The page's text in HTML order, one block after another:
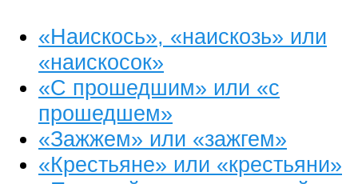
«Наискось», «наискозь» или
«наискосок»
«С прошедшим» или «с
прошедшем»
«Зажжем» или «зажгем»
«Крестьяне» или «крестьяни»